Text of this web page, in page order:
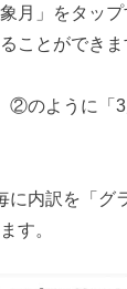
月」をタッ
ことができま
②のように「
内訳を「グ
す。